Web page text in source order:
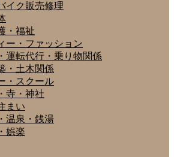
イク販売修理
・福祉
ー・ファッション
運転代行・乗り物関係
・土木関係
・スクール
寺・神社
まい
温泉・銭湯
娯楽